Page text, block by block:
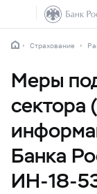
Страхование
Меры
сектора
Банка
ИН-18-